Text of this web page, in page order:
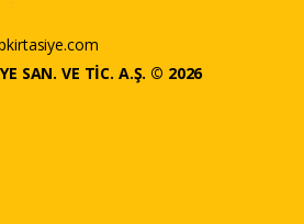
SAN. VE TİC. A.Ş. © 2026